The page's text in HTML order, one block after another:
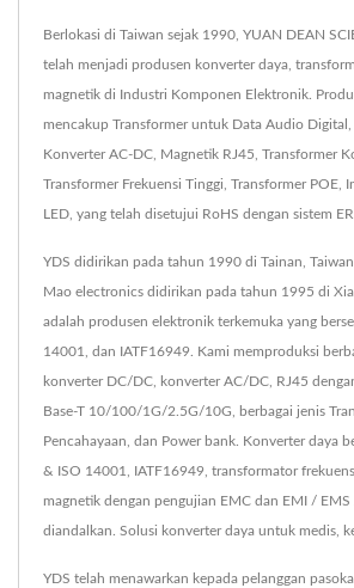
Berlokasi di Taiwan sejak 1990, YUAN DEAN
telah menjadi produsen konverter daya,
magnetik di Industri Komponen Elektronik.
mencakup Transformer untuk Data Audio Digital,
Konverter AC-DC, Magnetik RJ45, Transformer
Transformer Frekuensi Tinggi, Transformer POE,
LED, yang telah disetujui RoHS dengan sistem
YDS didirikan pada tahun 1990 di Tainan,
Mao electronics didirikan pada tahun 1995 di
adalah produsen elektronik terkemuka yang
14001, dan IATF16949. Kami memproduksi
konverter DC/DC, konverter AC/DC, RJ45
Base-T 10/100/1G/2.5G/10G, berbagai jenis
Pencahayaan, dan Power bank. Konverter daya
& ISO 14001, IATF16949, transformator
magnetik dengan pengujian EMC dan EMI /
diandalkan. Solusi konverter daya untuk medis,
YDS telah menawarkan kepada pelanggan